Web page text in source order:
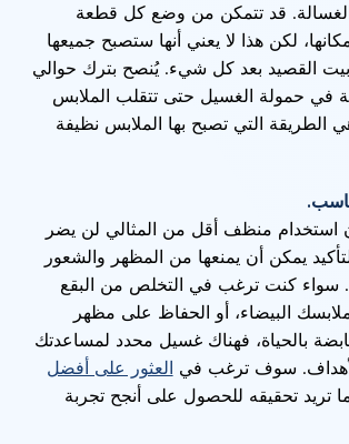
قد تتمكن من وضع كل قطعة
لكن هذا لا يعني أنها ستصبح جميعها
القصيد بعد كل شيء. يُنصح بترك حوالي
في حمولة الغسيل حتى تتقلب الملابس
الطريقة التي تصبح بها الملابس نظيفة
استخدام منظف أقل من المثالي لن يضر
يمكن أن يمنعها من المظهر والشعور
سواء كنت ترغب في التخلص من البقع
ملابسك البيضاء، أو الحفاظ على مظهر
بالحياة، فهناك غسيل محدد لمساعدتك
سوف ترغب في العثور على أفضل
تريد تحقيقه للحصول على أنجح تجربة